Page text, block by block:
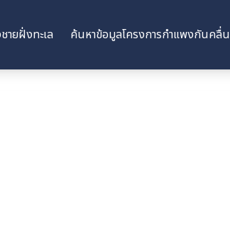
ายฝั่งทะเล ค้นหาข้อมูลโครงการกำแพงกันคลื่น